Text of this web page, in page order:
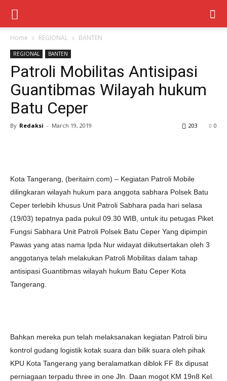
Home REGIONAL BANTEN
REGIONAL BANTEN
Patroli Mobilitas Antisipasi
Guantibmas Wilayah hukum
Batu Ceper
By Redaksi - March 19, 2019 0
203
Kota Tangerang, (beritairn.com) – Kegiatan Patroli Mobile
dilingkaran wilayah hukum para anggota sabhara Polsek Batu
Ceper terlebih khusus Unit Patroli Sabhara pada hari selasa
(19/03) tepatnya pada pukul 09.30 WIB, untuk itu petugas Piket
Fungsi Sabhara Unit Patroli Polsek Batu Ceper Yang dipimpin
Pawas yang atas nama Ipda Nur widayat diikutsertakan oleh 3
anggotanya telah melakukan Patroli Mobilitas dalam tahap
antisipasi Guantibmas wilayah hukum Batu Ceper Kota
Tangerang.
Bahkan mereka pun telah melaksanakan kegiatan Patroli biru
kontrol gudang logistik kotak suara dan bilik suara oleh pihak
KPU Kota Tangerang yang beralamatkan diblok FF 8x dipusat
perniagaan terpadu three in one Jln. Daan mogot KM 19n8 Kel.